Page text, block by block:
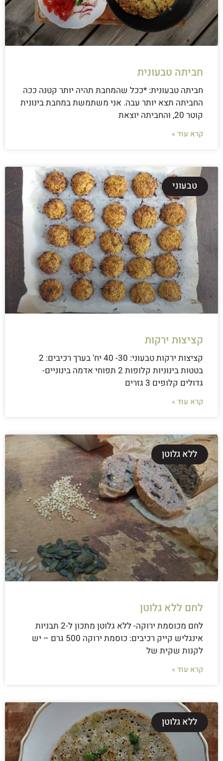
חביתה טבעונית
חביתה טבעונית: *ככל שהמחבת תהיה יותר קטנה ככה
החביתה תצא יותר עבה. אני משתמשת במחבת בינונית
קוטר 20, והחביתה יוצאת
קרא עוד »
טבעוני
קציצות ירקות
קציצות ירקות טבעוני: 30- 40 יח' בערך רכיבים: 2
בטטות בינוניות קלופות 2 תפוחי אדמה בינוניים-
גדולים קלופים 3 גזרים
קרא עוד »
ללא גלוטן
לחם ללא גלוטן
לחם מכוסמת ירוקה- ללא גלוטן מתכון ל-2 תבניות
אינגליש קייק רכיבים: כוסמת ירוקה 500 גרם – יש
לקנות שקית של
קרא עוד »
ללא גלוטן